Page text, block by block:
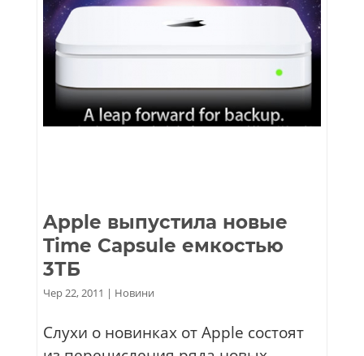
Apple выпустила новые
Time Capsule емкостью
3ТБ
Чер 22, 2011 | Новини
Слухи о новинках от Apple состоят